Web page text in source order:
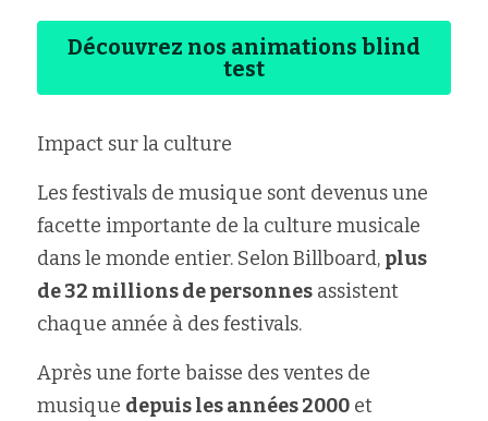
Découvrez nos animations blind
test
Impact sur la culture
Les festivals de musique sont devenus une
facette importante de la culture musicale
dans le monde entier. Selon Billboard, plus
de 32 millions de personnes assistent
chaque année à des festivals.
Après une forte baisse des ventes de
musique depuis les années 2000 et